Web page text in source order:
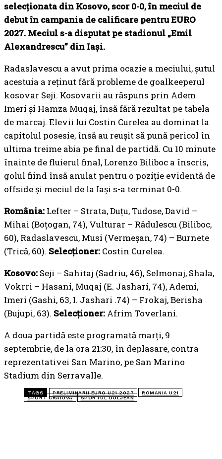
selecționata din Kosovo, scor 0-0, în meciul de
debut în campania de calificare pentru EURO
2027. Meciul s-a disputat pe stadionul „Emil
Alexandrescu” din Iași.
Radaslavescu a avut prima ocazie a meciului, șutul
acestuia a reținut fără probleme de goalkeeperul
kosovar Seji. Kosovarii au răspuns prin Adem
Imeri și Hamza Muqaj, însă fără rezultat pe tabela
de marcaj. Elevii lui Costin Curelea au dominat la
capitolul posesie, însă au reușit să pună pericol în
ultima treime abia pe final de partidă. Cu 10 minute
înainte de fluierul final, Lorenzo Biliboc a înscris,
golul fiind însă anulat pentru o poziție evidentă de
offside și meciul de la Iași s-a terminat 0-0.
România: Lefter – Strata, Duțu, Tudose, David –
Mihai (Boțogan, 74), Vulturar – Rădulescu (Biliboc,
60), Radaslavescu, Musi (Vermeșan, 74) – Burnete
(Trică, 60). Selecționer: Costin Curelea.
Kosovo: Seji – Sahitaj (Sadriu, 46), Selmonaj, Shala,
Vokrri – Hasani, Muqaj (E. Jashari, 74), Ademi,
Imeri (Gashi, 63, I. Jashari .74) – Frokaj, Berisha
(Bujupi, 63). Selecționer: Afrim Toverlani.
A doua partidă este programată marți, 9
septembrie, de la ora 21:30, în deplasare, contra
reprezentativei San Marino, pe San Marino
Stadium din Serravalle.
TAGS PRELIMINARII EURO U21 2027
ROMANIA U21
SPORT CRAIOVA
SPORTUL DOLJEAN